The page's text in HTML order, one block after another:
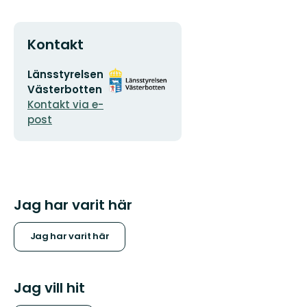
Kontakt
E-
postadress
Länsstyrelsen
Västerbotten
Kontakt via e-
post
Organisationens
logotyp
Jag har varit här
Jag har varit här
Jag vill hit